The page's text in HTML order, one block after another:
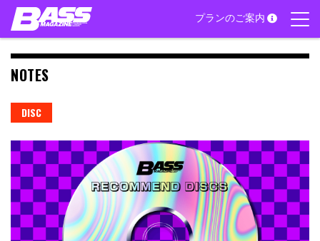
Skip
content
プランのご案内
NOTES
DISC